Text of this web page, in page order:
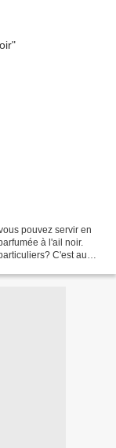
pouvez servir en
à l'ail noir.
C'est au